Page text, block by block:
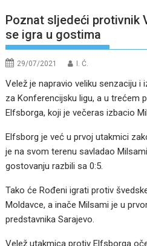
Poznat sljedeći protivnik
se igra u gostima
29/07/2021 I. Ć.
Velež je napravio veliku senzaciju i
za Konferencijsku ligu, a u trećem
Elfsborga, koji je večeras izbacio
Elfsborg je već u prvoj utakmici
je na svom terenu savladao
gostovanju razbili sa 0:5.
Tako će Rođeni igrati protiv
Moldavce, a inače Milsami je u
predstavnika Sarajevo.
Velež utakmica protiv Elfsborga